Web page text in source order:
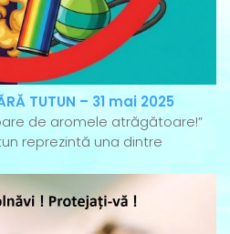
TUTUN – 31 mai 2025
de aromele atrăgătoare!”
reprezintă una dintre